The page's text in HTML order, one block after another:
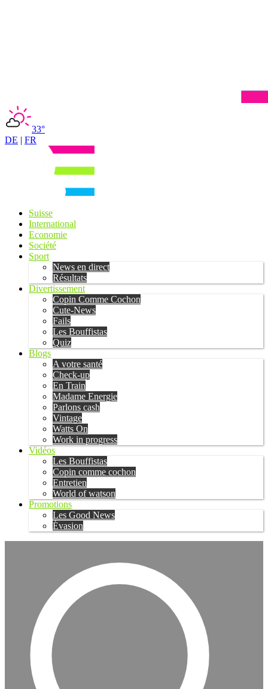
33°
DE | FR
Suisse
International
Economie
Société
Sport
News en direct
Résultats
Divertissement
Copin Comme Cochon
Cute-News
Fails
Les Bouffistas
Quiz
Blogs
A votre santé
Check-up
En Train
Madame Energie
Parlons cash
Vintage
Watts On
Work in progress
Vidéos
Les Bouffistas
Copin comme cochon
Entretien
World of watson
Promotions
Les Good News
Évasion